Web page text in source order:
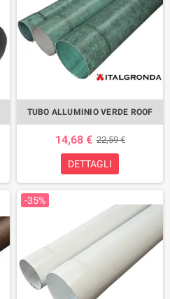
TUBO ALLUMINIO VERDE ROOF
14,68 € 22,59 €
DETTAGLI
-35%